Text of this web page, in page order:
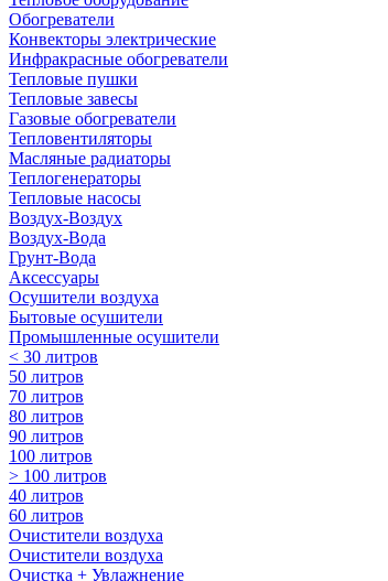
Обогреватели
Конвекторы электрические
Инфракрасные обогреватели
Тепловые пушки
Тепловые завесы
Газовые обогреватели
Тепловентиляторы
Масляные радиаторы
Теплогенераторы
Тепловые насосы
Воздух-Воздух
Воздух-Вода
Грунт-Вода
Аксессуары
Осушители воздуха
Бытовые осушители
Промышленные осушители
< 30 литров
50 литров
70 литров
80 литров
90 литров
100 литров
> 100 литров
40 литров
60 литров
Очистители воздуха
Очистители воздуха
Очистка + Увлажнение